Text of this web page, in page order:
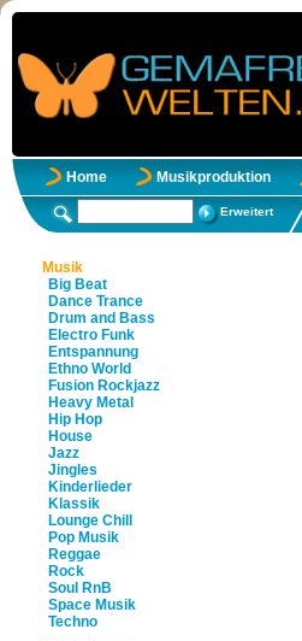
Home Musikproduktion
Erweitert
Musik
Big Beat
Dance Trance
Drum and Bass
Electro Funk
Entspannung
Ethno World
Fusion Rockjazz
Heavy Metal
Hip Hop
House
Jazz
Jingles
Kinderlieder
Klassik
Lounge Chill
Pop Musik
Reggae
Rock
Soul RnB
Space Musik
Techno